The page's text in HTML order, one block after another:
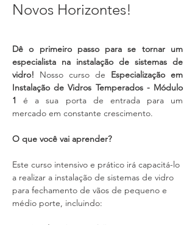
Novos Horizontes!
Dê o primeiro passo para se tornar um
especialista na instalação de sistemas de
vidro! Nosso curso de Especialização em
Instalação de Vidros Temperados - Módulo
1
é a sua porta de entrada para um
mercado em constante crescimento.
O que você vai aprender?
Este curso intensivo e prático irá capacitá-lo
a realizar a instalação de sistemas de vidro
para fechamento de vãos de pequeno e
médio porte, incluindo: